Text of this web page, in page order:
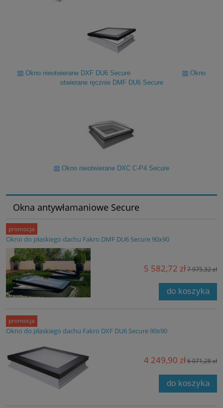
>> Okno nieotwierane DXF DU6 Secure >> Okno
otwierane ręcznie DMF DU6 Secure
>> Okno nieotwierane DXC C-P4 Secure
Okna antywłamaniowe Secure
Okno do płaskiego dachu Fakro DMF DU6 Secure 90x90
5 582,72 zł7 975,32 zł
do koszyka
promocja
Okno do płaskiego dachu Fakro DXF DU6 Secure 90x90
4 249,90 zł6 071,28 zł
do koszyka
promocja